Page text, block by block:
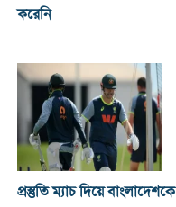
করেনি
প্রস্তুতি ম্যাচ দিয়ে বাংলাদেশকে